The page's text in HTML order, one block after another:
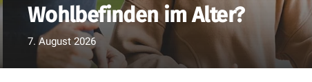
Wohlbefinden im Alter?
7. August 2026